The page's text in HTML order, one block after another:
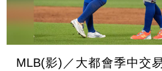
MLB(影)／大都會季中交